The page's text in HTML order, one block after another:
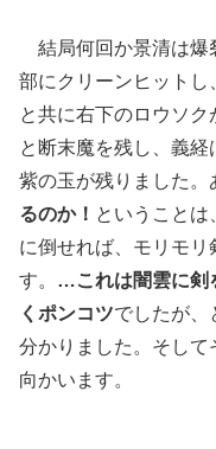
結局何回か景清は爆
部にクリーンヒットし
と共に右下のロウソク
と断末魔を残し、義
紫の玉が残りました。
るのか！ ということ
に倒せれば、モリモリ
す。 …これは闇雲に剣
くポンコツでしたが、
分かりました。そして
向かいます。